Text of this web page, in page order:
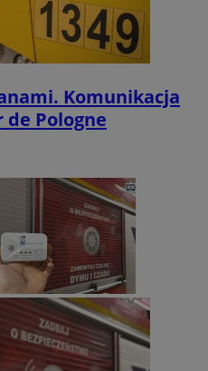
Komunikacja
de Pologne